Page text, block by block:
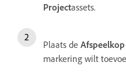
Projectassets.
Plaats de Afspeelkop
markering wilt